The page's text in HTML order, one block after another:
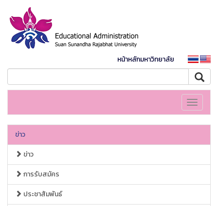
หน้าหลักมหาวิทยาลัย
Toggle
ข่าว
ข่าว
การรับสมัคร
ประชาสัมพันธ์